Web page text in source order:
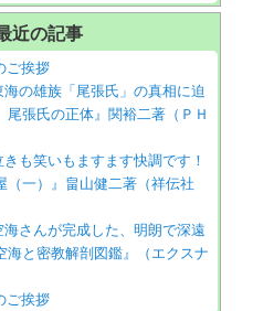
近の記事
ご挨拶
の雄族「尾張氏」の真相に迫
張氏の正体』関裕二著（ＰＨ
も笑いもますます快調です！
一）』畠山健二著（祥伝社
さんが完成した、明朗で深遠
海と密教解剖図鑑』（エクスナ
ご挨拶